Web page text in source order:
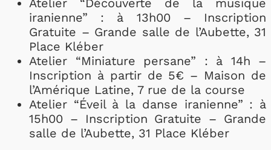
Atelier “Découverte de la musique
iranienne” : à 13h00 – Inscription
Gratuite – Grande salle de l’Aubette, 31
Place Kléber
Atelier “Miniature persane” : à 14h –
Inscription à partir de 5€ – Maison de
l’Amérique Latine, 7 rue de la course
Atelier “Éveil à la danse iranienne” : à
15h00 – Inscription Gratuite – Grande
salle de l’Aubette, 31 Place Kléber